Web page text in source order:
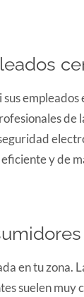
de
y de
en tu zona.
suelen muy